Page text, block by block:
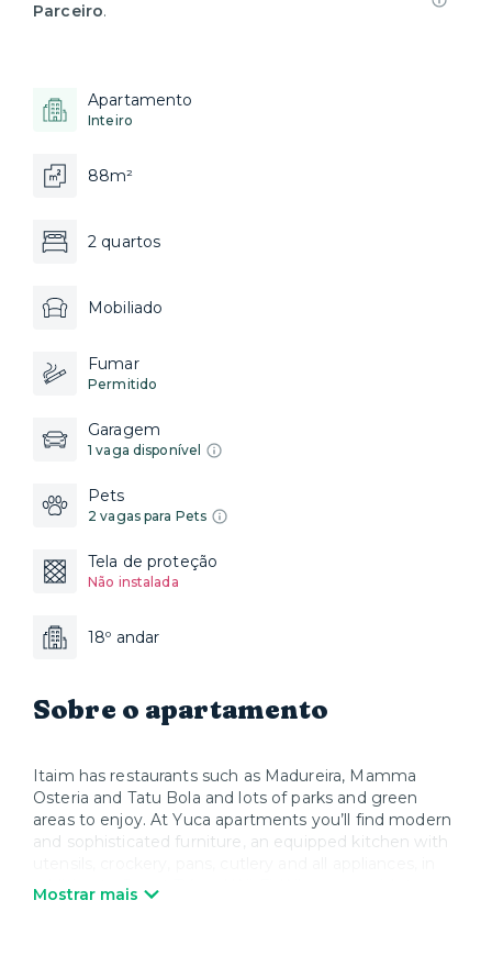
Parceiro.
Apartamento
Inteiro
88m²
2 quartos
Mobiliado
Fumar
Permitido
Garagem
1 vaga disponível
Pets
2 vagas para Pets
Tela de proteção
Não instalada
18º andar
Sobre o apartamento
Itaim has restaurants such as Madureira, Mamma
Osteria and Tatu Bola and lots of parks and green
areas to enjoy. At Yuca apartments you’ll find modern
and sophisticated furniture, an equipped kitchen with
addition to Smart TV and Wi-Fi. When you wish to
Mostrar mais